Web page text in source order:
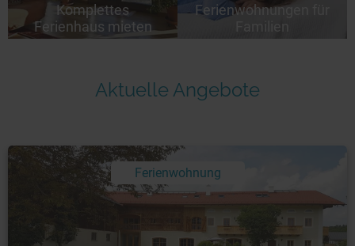
Komplettes
Ferienhaus mieten
Ferienwohnungen für
Familien
Aktuelle Angebote
Ferienwohnung